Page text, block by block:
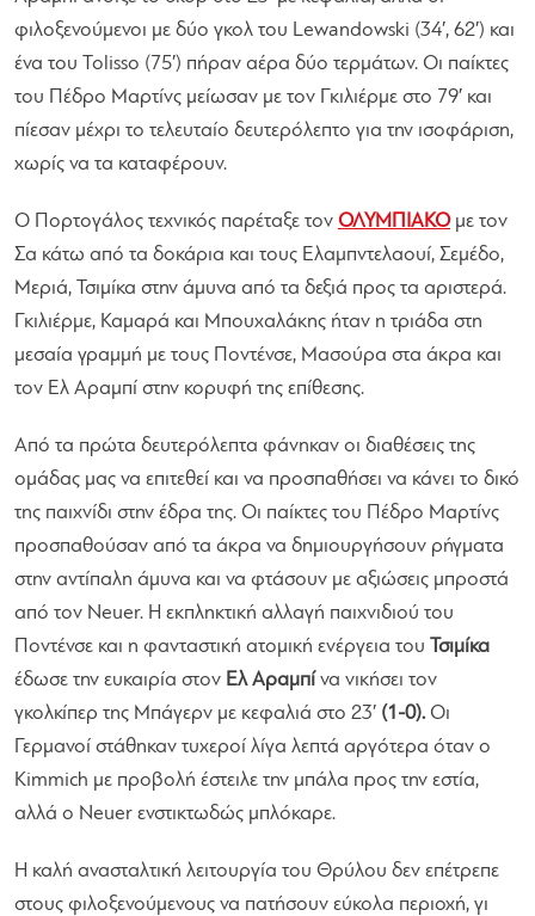
φιλοξενούμενοι με δύο γκολ του Lewandowski (34′, 62′) και
ένα του Tolisso (75′) πήραν αέρα δύο τερμάτων. Οι παίκτες
του Πέδρο Μαρτίνς μείωσαν με τον Γκιλιέρμε στο 79′ και
πίεσαν μέχρι το τελευταίο δευτερόλεπτο για την ισοφάριση,
χωρίς να τα καταφέρουν.
Ο Πορτογάλος τεχνικός παρέταξε τον ΟΛΥΜΠΙΑΚΟμε τον
Σα κάτω από τα δοκάρια και τους Ελαμπντελαουί, Σεμέδο,
Μεριά, Τσιμίκα στην άμυνα από τα δεξιά προς τα αριστερά.
Γκιλιέρμε, Καμαρά και Μπουχαλάκης ήταν η τριάδα στη
μεσαία γραμμή με τους Ποντένσε, Μασούρα στα άκρα και
τον Ελ Αραμπί στην κορυφή της επίθεσης.
Από τα πρώτα δευτερόλεπτα φάνηκαν οι διαθέσεις της
ομάδας μας να επιτεθεί και να προσπαθήσει να κάνει το δικό
της παιχνίδι στην έδρα της. Οι παίκτες του Πέδρο Μαρτίνς
προσπαθούσαν από τα άκρα να δημιουργήσουν ρήγματα
στην αντίπαλη άμυνα και να φτάσουν με αξιώσεις μπροστά
από τον Neuer. Η εκπληκτική αλλαγή παιχνιδιού του
Ποντένσε και η φανταστική ατομική ενέργεια του
Τσιμίκα
έδωσε την ευκαιρία στον Ελ Αραμπί να νικήσει τον
γκολκίπερ της Μπάγερν με κεφαλιά στο 23′ (1-0). Οι
Γερμανοί στάθηκαν τυχεροί λίγα λεπτά αργότερα όταν ο
Kimmich με προβολή έστειλε την μπάλα προς την εστία,
αλλά ο Neuer ενστικτωδώς μπλόκαρε.
Η καλή ανασταλτική λειτουργία του Θρύλου δεν επέτρεπε
στους φιλοξενούμενους να πατήσουν εύκολα περιοχή, γι